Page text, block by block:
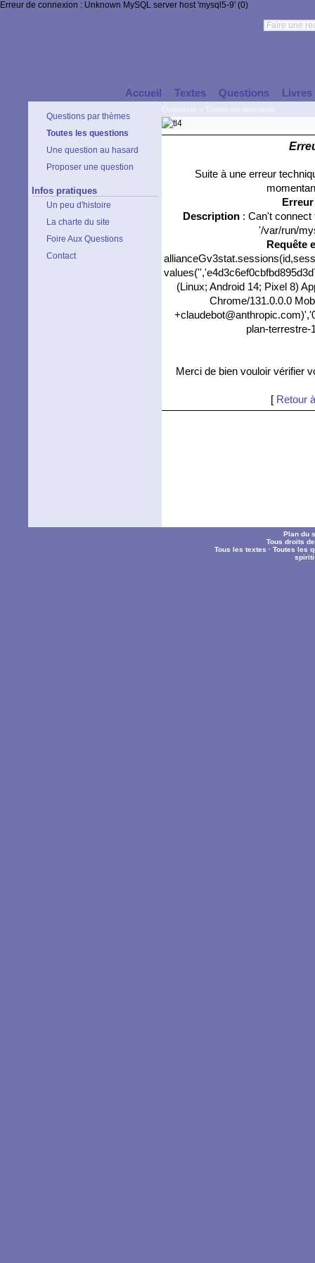
Erreur de connexion : Unknown MySQL server host 'mysql5-9' (0)
Accueil Textes Questions Livres
Questions par thèmes
Toutes les questions
Une question au hasard
Proposer une question
Infos pratiques
Un peu d'histoire
La charte du site
Foire Aux Questions
Contact
Suite à une erreur
Description: Can't connect
'/var/run/
Requête
(Linux; Android 14; Pixel 8)
Chrome/131.0.0.0
plan-terrestre-
Merci de bien vouloir vérifier
[ Retour
Plan du
Tous droits
Tous les textes ·Toutes les